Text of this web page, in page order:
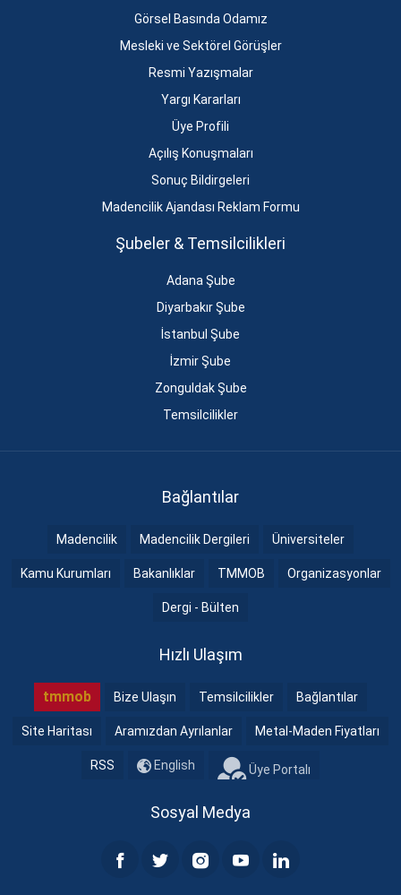
Görsel Basında Odamız
Mesleki ve Sektörel Görüşler
Resmi Yazışmalar
Yargı Kararları
Üye Profili
Açılış Konuşmaları
Sonuç Bildirgeleri
Madencilik Ajandası Reklam Formu
Şubeler & Temsilcilikleri
Adana Şube
Diyarbakır Şube
İstanbul Şube
İzmir Şube
Zonguldak Şube
Temsilcilikler
Bağlantılar
Madencilik Madencilik Dergileri Üniversiteler
Kamu Kurumları Bakanlıklar TMMOB Organizasyonlar
Dergi - Bülten
Hızlı Ulaşım
tmmob Bize Ulaşın Temsilcilikler Bağlantılar
Site Haritası Aramızdan Ayrılanlar Metal-Maden Fiyatları
RSS English Üye Portalı
Sosyal Medya